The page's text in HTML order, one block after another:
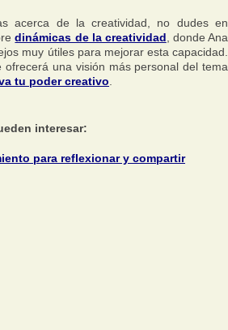
acerca de la creatividad, no dudes en
dinámicas de la creatividad , donde Ana
muy útiles para mejorar esta capacidad.
ofrecerá una visión más personal del tema
tu poder creativo
interesar:
para reflexionar y compartir